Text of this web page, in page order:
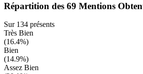
Répartition des 69 Mentions
Sur 134 présents
Très Bien
(16.4%)
Bien
(14.9%)
Assez Bien